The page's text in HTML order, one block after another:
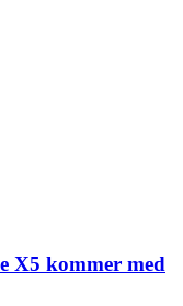
X5 kommer med